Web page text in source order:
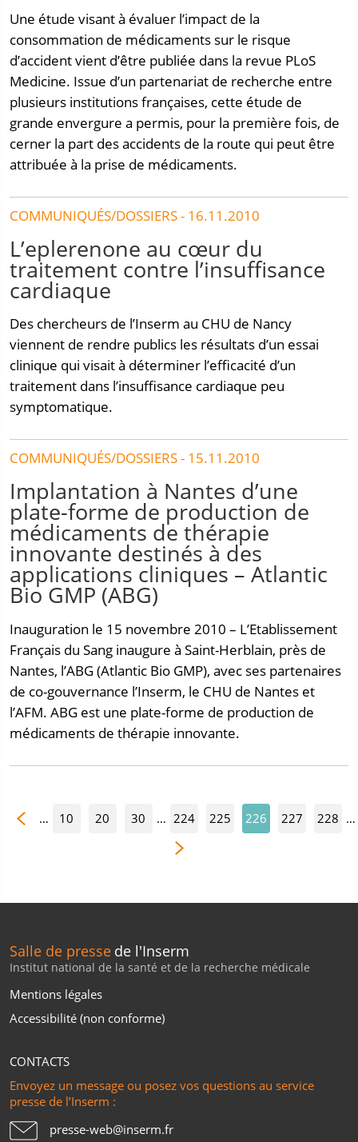
Une étude visant à évaluer l’impact de la
consommation de médicaments sur le risque
d’accident vient d’être publiée dans la revue PLoS
Medicine. Issue d’un partenariat de recherche entre
plusieurs institutions françaises, cette étude de
grande envergure a permis, pour la première fois, de
cerner la part des accidents de la route qui peut être
attribuée à la prise de médicaments.
COMMUNIQUÉS/DOSSIERS - 16.11.2010
L’eplerenone au cœur du
traitement contre l’insuffisance
cardiaque
Des chercheurs de l’Inserm au CHU de Nancy
viennent de rendre publics les résultats d’un essai
clinique qui visait à déterminer l’efficacité d’un
traitement dans l’insuffisance cardiaque peu
symptomatique.
COMMUNIQUÉS/DOSSIERS - 15.11.2010
Implantation à Nantes d’une
plate-forme de production de
médicaments de thérapie
innovante destinés à des
applications cliniques – Atlantic
Bio GMP (ABG)
Inauguration le 15 novembre 2010 – L’Etablissement
Français du Sang inaugure à Saint-Herblain, près de
Nantes, l’ABG (Atlantic Bio GMP), avec ses partenaires
de co-gouvernance l’Inserm, le CHU de Nantes et
l’AFM. ABG est une plate-forme de production de
médicaments de thérapie innovante.
… 10 20 30 … 224 225 226 227 228 …
Salle de presse de l'Inserm
Institut national de la santé et de la recherche médicale
Mentions légales
Accessibilité (non conforme)
CONTACTS
Envoyez un message ou posez vos questions au service
presse de l’Inserm :
presse-web@inserm.fr